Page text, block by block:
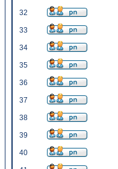
32
33
34
35
36
37
38
39
40